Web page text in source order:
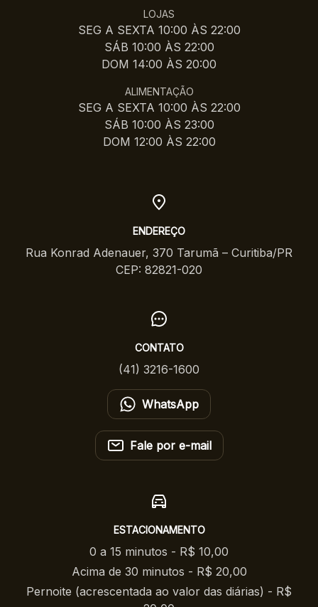
LOJAS
SEG A SEXTA 10:00 ÀS 22:00
SÁB 10:00 ÀS 22:00
DOM 14:00 ÀS 20:00
ALIMENTAÇÃO
SEG A SEXTA 10:00 ÀS 22:00
SÁB 10:00 ÀS 23:00
DOM 12:00 ÀS 22:00
ENDEREÇO
Rua Konrad Adenauer, 370 Tarumã – Curitiba/PR
CEP: 82821-020
CONTATO
(41) 3216-1600
WhatsApp
Fale por e-mail
ESTACIONAMENTO
0 a 15 minutos - R$ 10,00
Acima de 30 minutos - R$ 20,00
Pernoite (acrescentada ao valor das diárias) - R$